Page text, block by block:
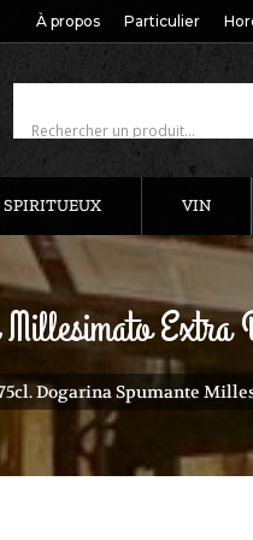
À propos Particulier
SPIRITUEUX VIN
Extra
Dogarina Spumante